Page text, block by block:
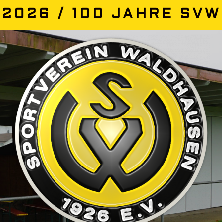
2026 / 100 JAHRE SVW